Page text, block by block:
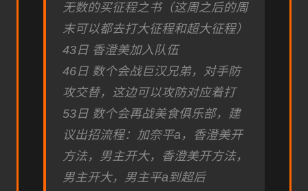
无数的买征程之书（这周之后的周
末可以都去打大征程和超大征程）
43日 香澄美加入队伍
46日 数个会战巨汉兄弟，对手防
攻交替，这边可以攻防对应着打
53日 数个会再战美食俱乐部，建
议出招流程：加奈平a，香澄美开
方法，男主开大，香澄美开方法，
男主开大，男主平a到超后